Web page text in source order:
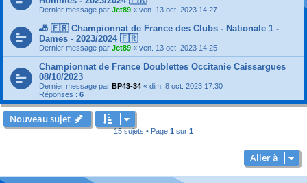
Dernier message par Jct89 « ven. 13 oct. 2023 14:27
🎳 🇫🇷 Championnat de France des Clubs - Nationale 1 -
Dames - 2023/2024 🇫🇷
Dernier message par Jct89 « ven. 13 oct. 2023 14:25
Championnat de France Doublettes Occitanie Caissargues
08/10/2023
Dernier message par BP43-34 « dim. 8 oct. 2023 17:30
Réponses : 6
Nouveau sujet
15 sujets • Page 1 sur 1
Aller à